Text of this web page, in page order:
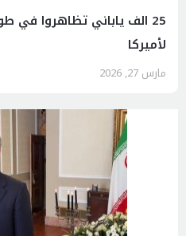
25 الف ياباني تظاهروا في
لأميركا
مارس 27, 2026